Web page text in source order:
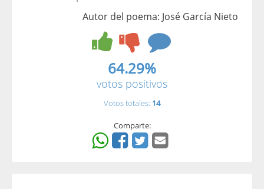
Autor del poema: José García Nieto
64.29%
votos positivos
Votos totales: 14
Comparte: